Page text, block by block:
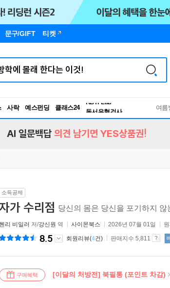
문구/GIFT 티켓
사락 예스펀딩 클래스24
독서유형검사
RBTI Lab
여름
AI 일문백답 의견 남기면 YES상품권!
소득공제
가 수리점 당신의 몸은 당신을 포기하지 않
리 비일러 저/강신원 역 사이몬북스 2026년 07월 01일
8.5 회원리뷰(4건) 판매지수 5,811
구매혜택 [이달의 처방전] 북필통 (포인트 차감)